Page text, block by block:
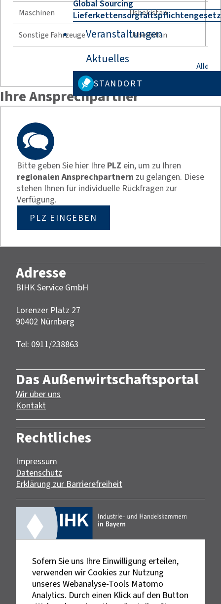
Global Sourcing
Lieferkettensorgfaltspflichtengesetz
Veranstaltungen
Aktuelles
STANDORT
Maschinen Usbekistan
Sonstige Fahrzeuge Usbekistan
Alle
Ihre Ansprechpartner
Bitte geben Sie hier Ihre PLZ ein, um zu Ihren
regionalen Ansprechpartnern zu gelangen. Diese
stehen Ihnen für individuelle Rückfragen zur
Verfügung.
PLZ EINGEBEN
Adresse
BIHK Service GmbH
Lorenzer Platz 27
90402 Nürnberg‎‎
Tel: 0911/238863
Das Außenwirtschaftsportal
Wir über uns
Kontakt
Rechtliches
Impressum
Datenschutz
Erklärung zur Barrierefreiheit
Sofern Sie uns Ihre Einwilligung erteilen,
verwenden wir Cookies zur Nutzung
unseres Webanalyse-Tools Matomo
Analytics. Durch einen Klick auf den Button